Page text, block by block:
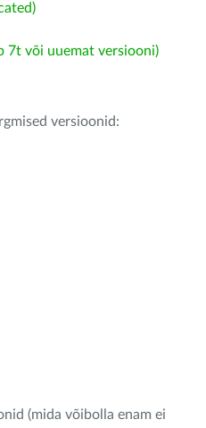
7t või uuemat versiooni)
versioonid:
(mida võibolla enam ei